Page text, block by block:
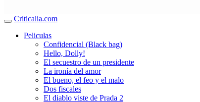
Criticalia.com
Peliculas
Confidencial (Black bag)
Hello, Dolly!
El secuestro de un presidente
La ironía del amor
El bueno, el feo y el malo
Dos fiscales
El diablo viste de Prada 2